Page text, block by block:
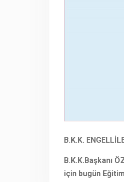
B.K.K.
B.K.K.Başkanı
için bugün